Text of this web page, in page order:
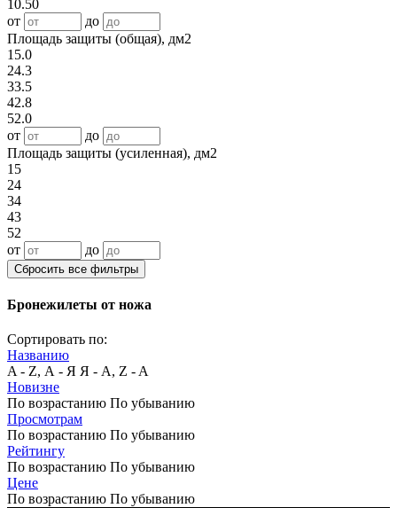
10.50
от
до
Площадь защиты (общая), дм2
15.0
24.3
33.5
42.8
52.0
от
до
Площадь защиты (усиленная), дм2
15
24
34
43
52
от
до
Сбросить все фильтры
Бронежилеты от ножа
Сортировать по:
Названию
A - Z, А - Я Я - А, Z - A
Новизне
По возрастанию По убыванию
Просмотрам
По возрастанию По убыванию
Рейтингу
По возрастанию По убыванию
Цене
По возрастанию По убыванию